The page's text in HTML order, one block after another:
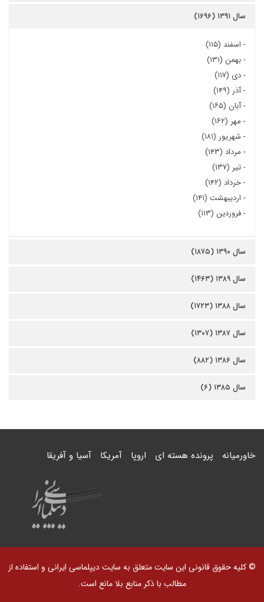
سال ۱۳۹۱ (۱۶۹۶)
- اسفند (۱۱۵)
-بهمن (۱۳۱)
-دی (۱۱۷)
-آذر (۱۴۹)
-آبان (۱۶۵)
- مهر (۱۶۲)
- شهریور (۱۸۱)
- مرداد (۱۴۳)
-تیر (۱۳۷)
-خرداد (۱۴۲)
- اردیبهشت (۱۴۱)
-فروردین (۱۱۳)
سال ۱۳۹۰ (۱۸۷۵)
سال ۱۳۸۹ (۱۴۶۳)
سال ۱۳۸۸ (۱۷۲۳)
سال ۱۳۸۷ (۱۳۰۷)
سال ۱۳۸۶ (۸۸۲)
سال ۱۳۸۵ (۶)
خاورمیانه پرونده هسته ای اروپا آمریکا آسیا و آفریقا
© کلیه حقوق قانونی این سایت متعلق به سایت دیپلماسی ایرانی و استفاده از
مطالب با ذکر منابع بلا مانع است.